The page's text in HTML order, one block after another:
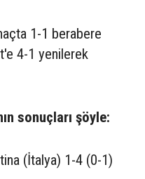
1-1 berabere
4-1 yenilerek
sonuçları şöyle:
(İtalya) 1-4 (0-1)